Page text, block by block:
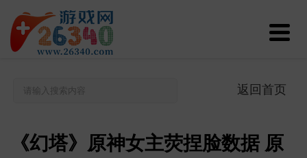
返回首页
《幻塔》原神女主荧捏脸数据 原